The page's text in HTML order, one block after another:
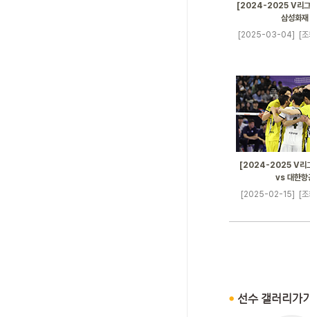
[2024-2025 V리
삼성화재
[2025-03-04]
[
[2024-2025 V리
vs 대한항
[2025-02-15]
[